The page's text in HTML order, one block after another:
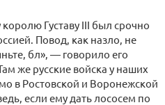
Густаву III был срочно
Повод, как назло, не
бл», — говорило его
же русские войска у наших
в Ростовской и Воронежской
если ему дать лососем по